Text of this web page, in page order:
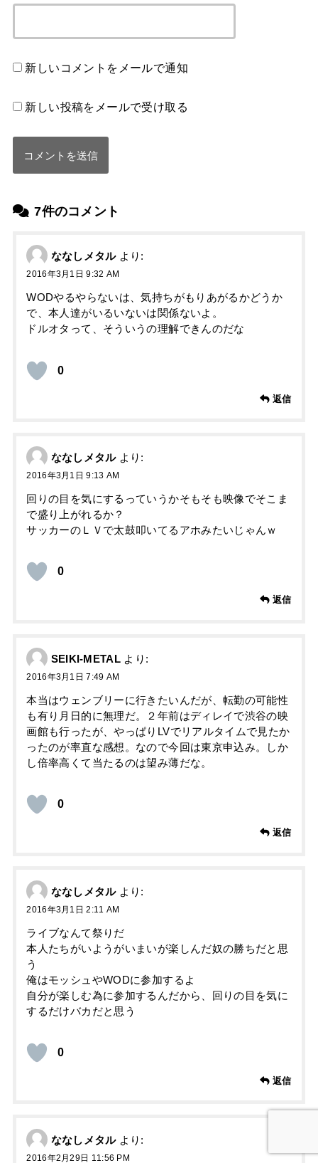
7件のコメント
ななしメタル より:
2016年3月1日 9:32 AM
WODやるやらないは、気持ちがもりあがるかどうか
で、本人達がいるいないは関係ないよ。
ドルオタって、そういうの理解できんのだな
0
返信
ななしメタル より:
2016年3月1日 9:13 AM
回りの目を気にするっていうかそもそも映像でそこま
で盛り上がれるか？
サッカーのＬＶで太鼓叩いてるアホみたいじゃんｗ
0
返信
SEIKI-METAL より:
2016年3月1日 7:49 AM
本当はウェンブリーに行きたいんだが、転勤の可能性
も有り月日的に無理だ。２年前はディレイで渋谷の映
画館も行ったが、やっぱりLVでリアルタイムで見たか
ったのが率直な感想。なので今回は東京申込み。しか
し倍率高くて当たるのは望み薄だな。
0
返信
ななしメタル より:
2016年3月1日 2:11 AM
ライブなんて祭りだ
本人たちがいようがいまいが楽しんだ奴の勝ちだと思
う
俺はモッシュやWODに参加するよ
自分が楽しむ為に参加するんだから、回りの目を気に
するだけバカだと思う
0
返信
ななしメタル より:
2016年2月29日 11:56 PM
新しいコメントをメールで通知
新しい投稿をメールで受け取る